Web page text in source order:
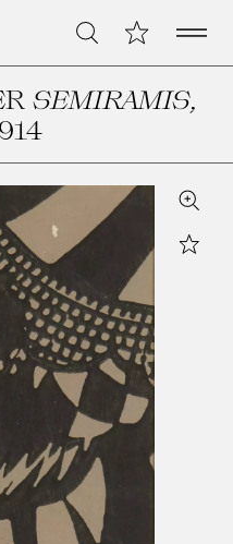
Suche Meine Open
SEMIRAMIS,
Zoom
Star